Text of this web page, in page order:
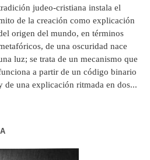
judeo-cristiana instala el
de la creación como explicación
origen del mundo, en términos
de una oscuridad nace
luz; se trata de un mecanismo que
a partir de un código binario
de una explicación ritmada en dos...